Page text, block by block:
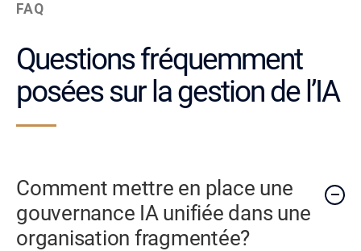
FAQ
Questions fréquemment
posées sur la gestion de l’IA
Comment mettre en place une
gouvernance IA unifiée dans une
organisation fragmentée?